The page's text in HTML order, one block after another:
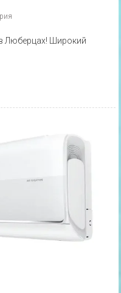
Люберцах! Широкий